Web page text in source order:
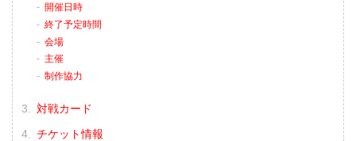
開催日時
終了予定時間
会場
主催
制作協力
対戦カード
チケット情報